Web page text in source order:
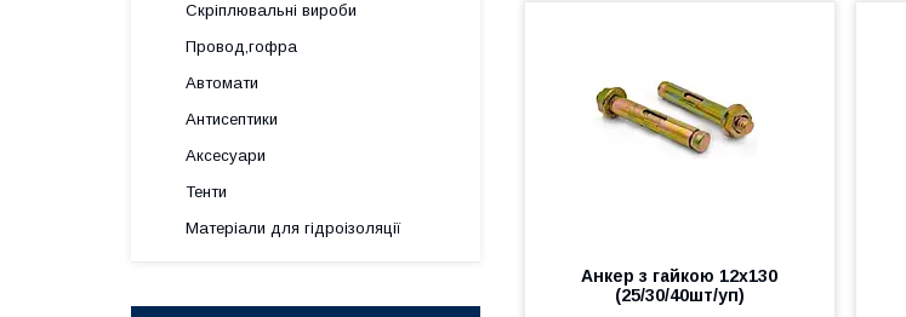
Анкер з гайкою 12х130
(25/30/40шт/уп)
Скріплювальні вироби
Провод,гофра
Автомати
Антисептики
Аксесуари
Тенти
Матеріали для гідроізоляції